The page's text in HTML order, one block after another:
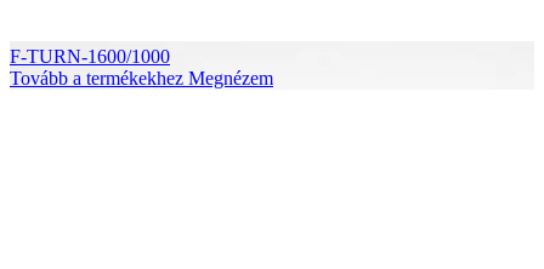
F-TURN-1600/1000
Tovább a termékekhez Megnézem